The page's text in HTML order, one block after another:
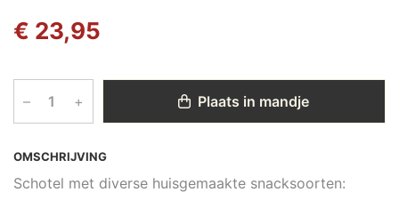
OMSCHRIJVING
Schotel met diverse huisgemaakte snacksoorten:
€ 23,95
– + Plaats in mandje